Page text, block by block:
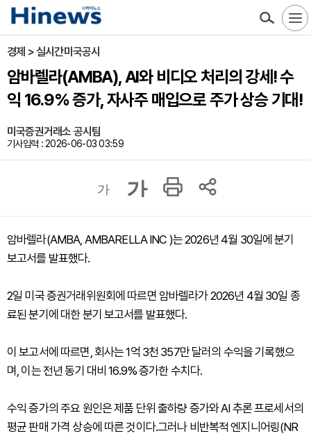
경제 > 실시간미국공시
암바렐라(AMBA), AI와 비디오 처리의 강세! 수
익 16.9% 증가, 자사주 매입으로 주가 상승 기대!
미국증권거래소 공시팀
기사입력 : 2026-06-03 03:59
가 가
암바렐라(AMBA, AMBARELLA INC )는 2026년 4월 30일에 분기
보고서를 발표했다.
2일 미국 증권거래위원회에 따르면 암바렐라가 2026년 4월 30일 종
료된 분기에 대한 분기 보고서를 발표했다.
이 보고서에 따르면, 회사는 1억 3천 357만 달러의 수익을 기록했으
며, 이는 전년 동기 대비 16.9% 증가한 수치다.
수익 증가의 주요 원인은 제품 단위 출하량 증가와 AI 추론 프로세서의
평균 판매 가격 상승에 따른 것이다.그러나 비반복적 엔지니어링(NR